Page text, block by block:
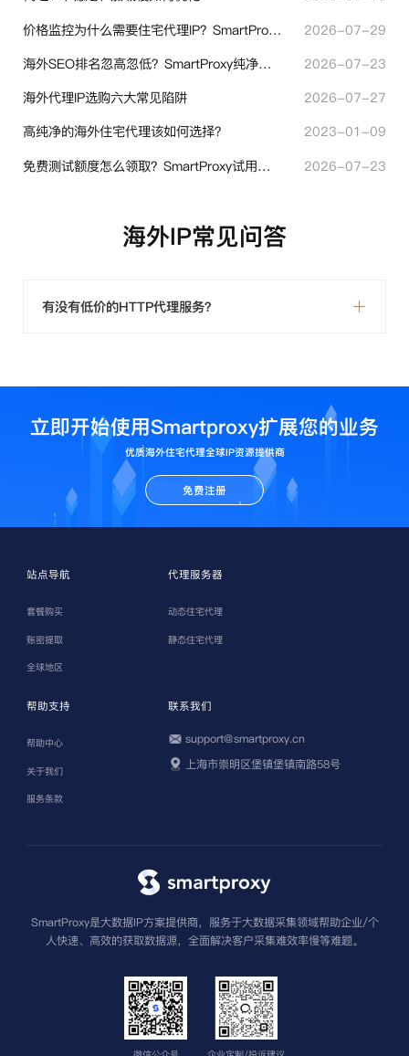
价格监控为什么需要住宅代理IP？SmartProxy助力跨境商家实现全球竞品数据采集
2026-07-29
海外SEO排名忽高忽低？SmartProxy纯净住宅IP助力站点权重稳定
2026-07-23
海外代理IP选购六大常见陷阱
2026-07-27
高纯净的海外住宅代理该如何选择？
2023-01-09
免费测试额度怎么领取？SmartProxy试用产品完整体验指引
2026-07-23
海外IP常见问答
有没有低价的HTTP代理服务？
立即开始使用Smartproxy扩展您的业务
优质海外住宅代理全球IP资源提供商
免费注册
站点导航
套餐购买
账密提取
全球地区
代理服务器
动态住宅代理
静态住宅代理
帮助支持
帮助中心
关于我们
服务条款
联系我们
support@smartproxy.cn
上海市崇明区堡镇堡镇南路58号
SmartProxy是大数据IP方案提供商，服务于大数据采集领域帮助企业/个
人快速、高效的获取数据源，全面解决客户采集难效率慢等难题。